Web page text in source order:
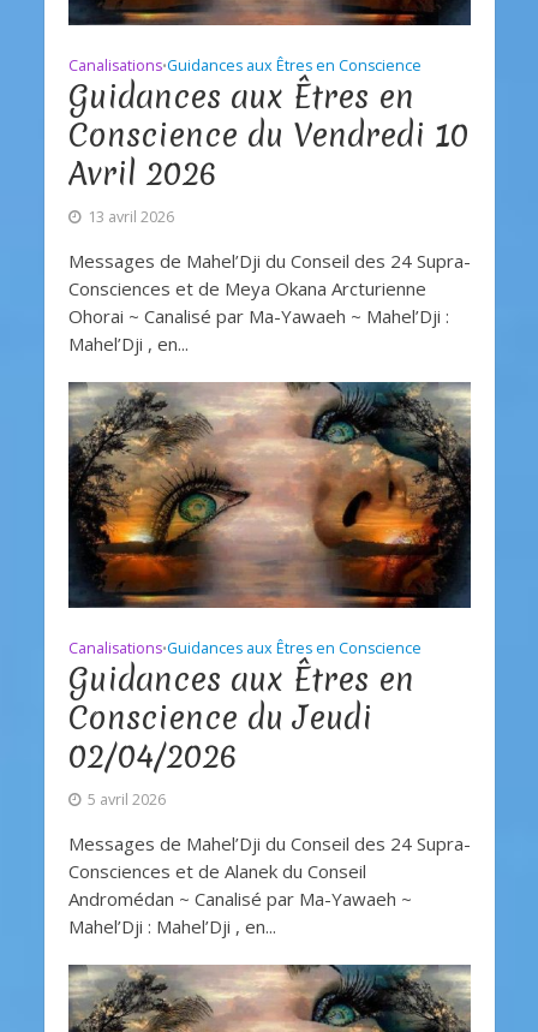
Canalisations•Guidances aux Êtres en Conscience
Guidances aux Êtres en
Conscience du Vendredi 10
Avril 2026
13 avril 2026
Messages de Mahel’Dji du Conseil des 24 Supra-
Consciences et de Meya Okana Arcturienne
Ohorai ~ Canalisé par Ma-Yawaeh ~ Mahel’Dji :
Mahel’Dji , en...
Canalisations•Guidances aux Êtres en Conscience
Guidances aux Êtres en
Conscience du Jeudi
02/04/2026
5 avril 2026
Messages de Mahel’Dji du Conseil des 24 Supra-
Consciences et de Alanek du Conseil
Andromédan ~ Canalisé par Ma-Yawaeh ~
Mahel’Dji : Mahel’Dji , en...